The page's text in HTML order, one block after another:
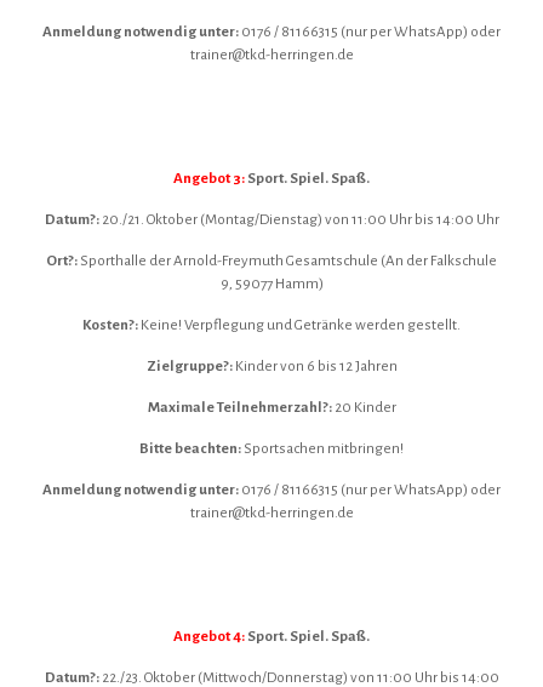
Anmeldung notwendig unter: 0176 / 81166315 (nur per WhatsApp) oder
trainer@tkd-herringen.de
Angebot 3: Sport. Spiel. Spaß.
Datum?:20./21. Oktober (Montag/Dienstag) von 11:00 Uhr bis 14:00 Uhr
Ort?: Sporthalle der Arnold-Freymuth Gesamtschule (An der Falkschule
9, 59077 Hamm)
Kosten?: Keine! Verpflegung und Getränke werden gestellt.
Zielgruppe?:Kinder von 6 bis 12 Jahren
Maximale Teilnehmerzahl?:20 Kinder
Bitte beachten: Sportsachen mitbringen!
Anmeldung notwendig unter: 0176 / 81166315 (nur per WhatsApp) oder
trainer@tkd-herringen.de
Angebot 4: Sport. Spiel. Spaß.
Datum?:22./23. Oktober (Mittwoch/Donnerstag) von 11:00 Uhr bis 14:00